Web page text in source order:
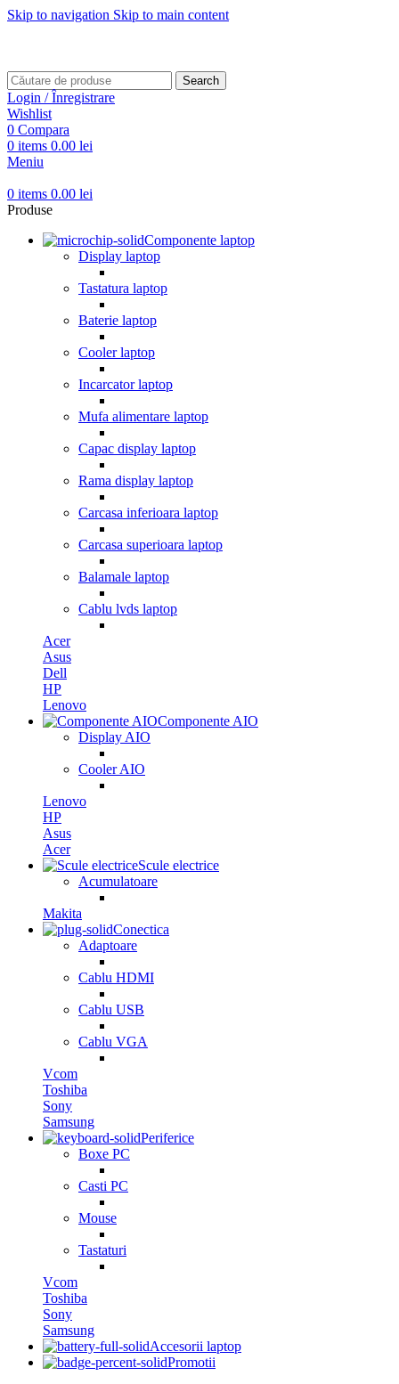
Skip to navigation Skip to main content
Search
Login / Înregistrare
Wishlist
0 Compara
0 items 0.00 lei
Meniu
0 items 0.00 lei
Produse
Componente laptop
Display laptop
Tastatura laptop
Baterie laptop
Cooler laptop
Incarcator laptop
Mufa alimentare laptop
Capac display laptop
Rama display laptop
Carcasa inferioara laptop
Carcasa superioara laptop
Balamale laptop
Cablu lvds laptop
Acer
Asus
Dell
HP
Lenovo
Componente AIO
Display AIO
Cooler AIO
Lenovo
HP
Asus
Acer
Scule electrice
Acumulatoare
Makita
Conectica
Adaptoare
Cablu HDMI
Cablu USB
Cablu VGA
Vcom
Toshiba
Sony
Samsung
Periferice
Boxe PC
Casti PC
Mouse
Tastaturi
Vcom
Toshiba
Sony
Samsung
Accesorii laptop
Promotii